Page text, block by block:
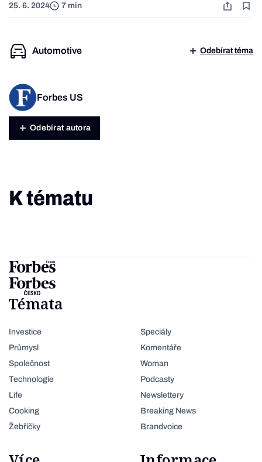
25. 6. 2024 7 min
Automotive Odebírat téma
Forbes US
Odebírat autora
K tématu
Témata
Investice
Průmysl
Společnost
Technologie
Life
Cooking
Žebříčky
Speciály
Komentáře
Woman
Podcasty
Newslettery
Breaking News
Brandvoice